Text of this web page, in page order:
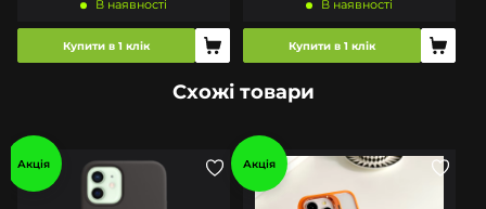
В наявності
Купити в 1 клік
В наявності
Купити в 1 клік
Схожі товари
Акція Акція